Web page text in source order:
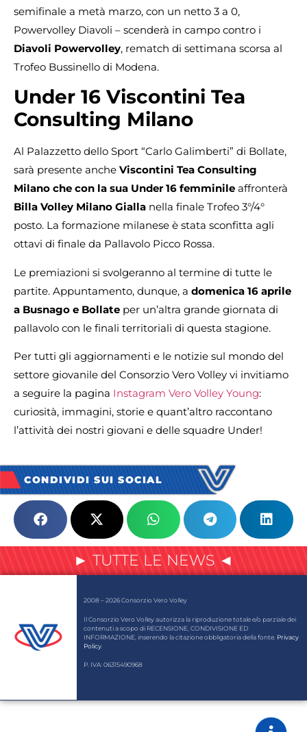
semifinale a metà marzo, con un netto 3 a 0,
Powervolley Diavoli – scenderà in campo contro i
Diavoli Powervolley, rematch di settimana scorsa al
Trofeo Bussinello di Modena.
Under 16 Viscontini Tea
Consulting Milano
Al Palazzetto dello Sport “Carlo Galimberti” di Bollate,
sarà presente anche Viscontini Tea Consulting
Milano che con la sua Under 16 femminile affronterà
Billa Volley Milano Gialla nella finale Trofeo 3°/4°
posto. La formazione milanese è stata sconfitta agli
ottavi di finale da Pallavolo Picco Rossa.
Le premiazioni si svolgeranno al termine di tutte le
partite. Appuntamento, dunque, a domenica 16 aprile
a Busnago e Bollate per un’altra grande giornata di
pallavolo con le finali territoriali di questa stagione.
Per tutti gli aggiornamenti e le notizie sul mondo del
settore giovanile del Consorzio Vero Volley vi invitiamo
a seguire la pagina Instagram Vero Volley Young:
curiosità, immagini, storie e quant’altro raccontano
l’attività dei nostri giovani e delle squadre Under!
CONDIVIDI SUI SOCIAL
► TUTTE LE NEWS ◄
2008 – 2026 Consorzio Vero Volley
Il Consorzio Vero Volley autorizza la riproduzione totale e/o parziale dei
contenuti a scopo di RECENSIONE, CONDIVISIONE ED
INFORMAZIONE, inserendo la citazione obbligatoria della fonte. Privacy
Policy
P. IVA: 06315490968